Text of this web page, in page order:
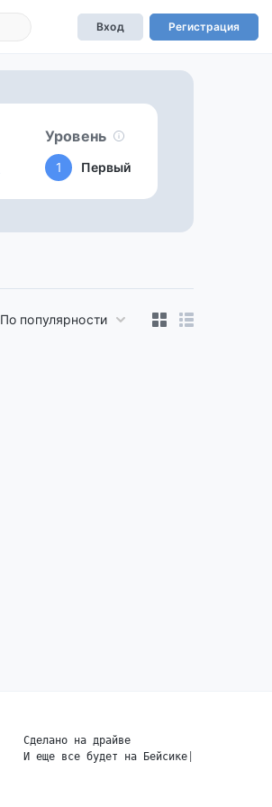
Вход Регистрация
Уровень
1 Первый
По популярности
Сделано на драйве
И еще все будет на Бейсике